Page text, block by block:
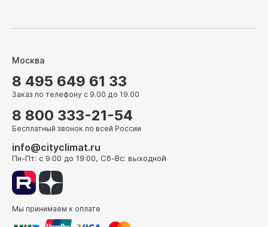
Москва
8 495 649 61 33
Заказ по телефону с 9.00 до 19.00
8 800 333-21-54
Бесплатный звонок по всей России
info@cityclimat.ru
Пн-Пт: с 9:00 до 19:00, Сб-Вс: выходной
Мы принимаем к оплате